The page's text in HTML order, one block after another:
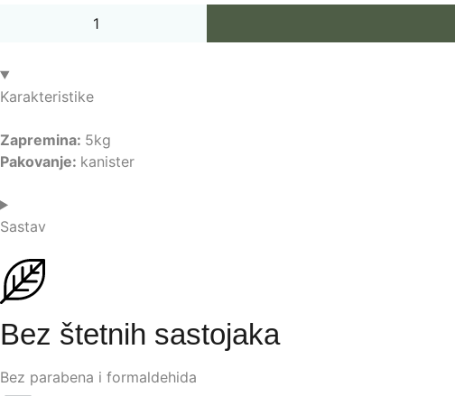
Karakteristike
Zapremina: 5kg
Pakovanje: kanister
Sastav
Bez štetnih sastojaka
Bez parabena i formaldehida